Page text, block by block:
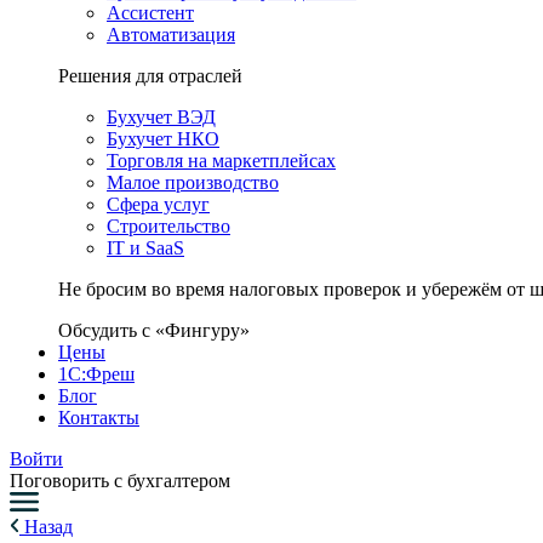
Ассистент
Автоматизация
Решения для отраслей
Бухучет ВЭД
Бухучет НКО
Торговля на маркетплейсах
Малое производство
Сфера услуг
Строительство
IT и SaaS
Не бросим во время налоговых проверок и убережём от
Обсудить с «Фингуру»
Цены
1С:Фреш
Блог
Контакты
Войти
Поговорить с бухгалтером
Назад